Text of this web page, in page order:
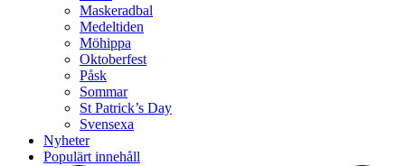
Maskeradbal
Medeltiden
Möhippa
Oktoberfest
Påsk
Sommar
St Patrick’s Day
Svensexa
Nyheter
Populärt innehåll